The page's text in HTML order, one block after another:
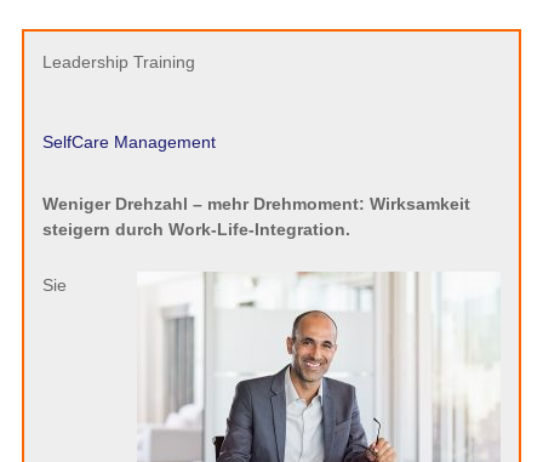
Leadership Training
SelfCare Management
Weniger Drehzahl – mehr Drehmoment: Wirksamkeit
steigern durch Work-Life-Integration.
Sie